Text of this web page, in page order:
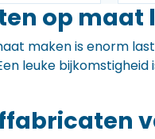
op maat
maken is enorm
leuke bijkomstigheid